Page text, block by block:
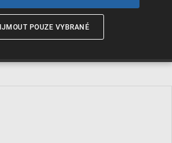
a zeměpisná
POUZE VYBRANÉ